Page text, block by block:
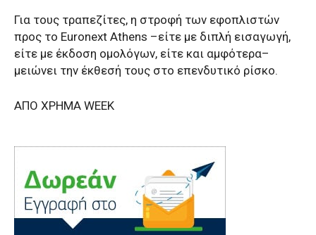
Για τους τραπεζίτες, η στροφή των εφοπλιστών
προς το Euronext Athens –είτε με διπλή εισαγωγή,
είτε με έκδοση ομολόγων, είτε και αμφότερα–
μειώνει την έκθεσή τους στο επενδυτικό ρίσκο.
AΠΟ ΧΡΗΜΑ WEEK